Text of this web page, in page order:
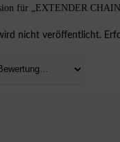
für „EXTENDER
nicht veröffentlicht.